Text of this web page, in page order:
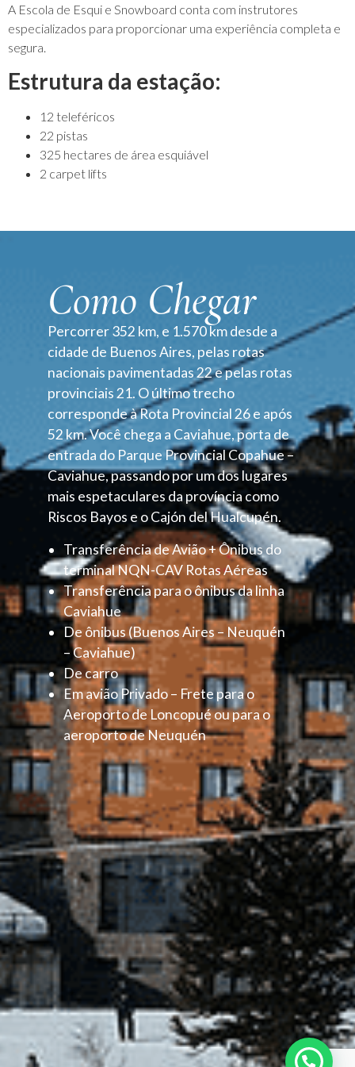
A Escola de Esqui e Snowboard conta com instrutores
especializados para proporcionar uma experiência completa e
segura.
Estrutura da estação:
12 teleféricos
22 pistas
325 hectares de área esquiável
2 carpet lifts
Como Chegar
Percorrer 352 km, e 1.570 km desde a
cidade de Buenos Aires, pelas rotas
nacionais pavimentadas 22 e pelas rotas
provinciais 21. O último trecho
corresponde à Rota Provincial 26 e após
52 km. Você chega a Caviahue, porta de
entrada do Parque Provincial Copahue –
Caviahue, passando por um dos lugares
mais espetaculares da província como
Riscos Bayos e o Cajón del Hualcupén.
Transferência de Avião + Ônibus do
terminal NQN-CAV Rotas Aéreas
Transferência para o ônibus da linha
Caviahue
De ônibus (Buenos Aires – Neuquén
– Caviahue)
De carro
Em avião Privado – Frete para o
Aeroporto de Loncopué ou para o
aeroporto de Neuquén